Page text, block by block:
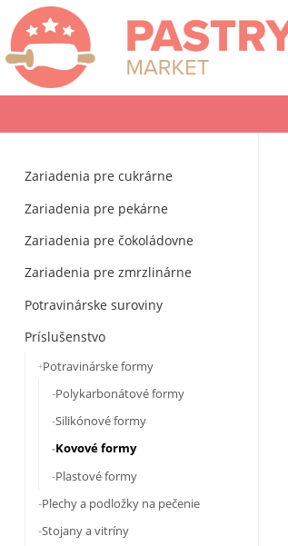
Zariadenia pre cukrárne
Zariadenia pre pekárne
Zariadenia pre čokoládovne
Zariadenia pre zmrzlinárne
Potravinárske suroviny
Príslušenstvo
Potravinárske formy
Polykarbonátové formy
Silikónové formy
Kovové formy
Plastové formy
Plechy a podložky na pečenie
Stojany a vitríny